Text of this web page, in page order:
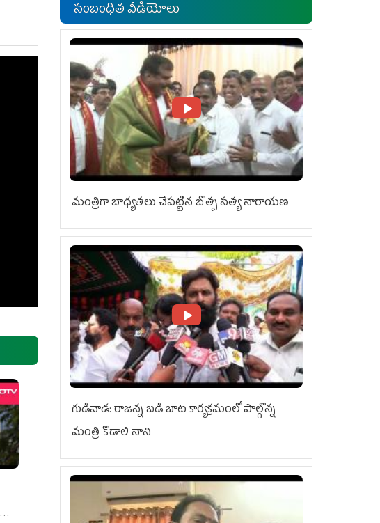
సంబంధిత వీడియోలు
మంత్రిగా బాధ్యతలు చేపట్టిన బొత్స సత్య నారాయణ
గుడివాడ: రాజన్న బడి బాట కార్యక్రమంలో పాల్గొన్న
మంత్రి కొడాలి నాని